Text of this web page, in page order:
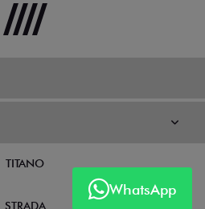
WhatsApp
TITANO
STRADA